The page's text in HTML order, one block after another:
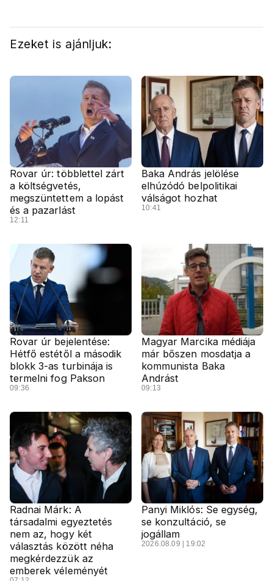
Ezeket is ajánljuk:
Rovar úr: többlettel zárt
a költségvetés,
megszüntettem a lopást
és a pazarlást
12:11
Baka András jelölése
elhúzódó belpolitikai
válságot hozhat
10:41
Rovar úr bejelentése:
Hétfő estétől a második
blokk 3-as turbinája is
termelni fog Pakson
09:36
Magyar Marcika médiája
már bőszen mosdatja a
kommunista Baka
Andrást
09:13
Radnai Márk: A
társadalmi egyeztetés
nem az, hogy két
választás között néha
megkérdezzük az
emberek véleményét
Panyi Miklós: Se egység,
se konzultáció, se
jogállam
2026.08.09 | 19:02